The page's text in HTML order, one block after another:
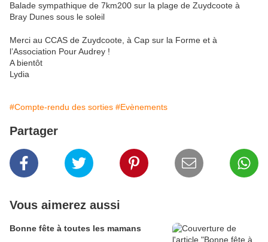
Balade sympathique de 7km200 sur la plage de Zuydcoote à
Bray Dunes sous le soleil
Merci au CCAS de Zuydcoote, à Cap sur la Forme et à
l’Association Pour Audrey !
A bientôt
Lydia
#Compte-rendu des sorties #Evènements
Partager
Vous aimerez aussi
Bonne fête à toutes les mamans